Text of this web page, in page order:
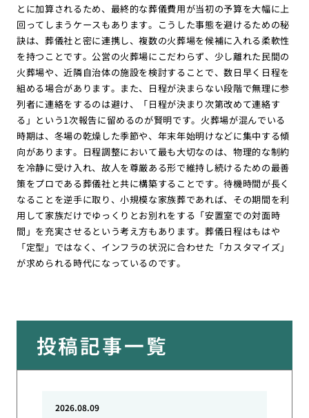
とに加算されるため、最終的な葬儀費用が当初の予算を大幅に上
回ってしまうケースもあります。こうした事態を避けるための秘
訣は、葬儀社と密に連携し、複数の火葬場を候補に入れる柔軟性
を持つことです。公営の火葬場にこだわらず、少し離れた民間の
火葬場や、近隣自治体の施設を検討することで、数日早く日程を
組める場合があります。また、日程が決まらない段階で無理に参
列者に連絡をするのは避け、「日程が決まり次第改めて連絡す
る」という1次報告に留めるのが賢明です。火葬場が混んでいる
時期は、冬場の乾燥した季節や、年末年始明けなどに集中する傾
向があります。日程調整において最も大切なのは、物理的な制約
を冷静に受け入れ、故人を尊厳ある形で維持し続けるための最善
策をプロである葬儀社と共に構築することです。待機時間が長く
なることを逆手に取り、小規模な家族葬であれば、その期間を利
用して家族だけでゆっくりとお別れをする「安置室での対面時
間」を充実させるという考え方もあります。葬儀日程はもはや
「定型」ではなく、インフラの状況に合わせた「カスタマイズ」
が求められる時代になっているのです。
投稿記事一覧
2026.08.09